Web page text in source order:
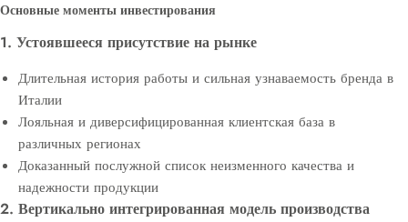
Основные моменты инвестирования
1. Устоявшееся присутствие на рынке
Длительная история работы и сильная узнаваемость бренда в
Италии
Лояльная и диверсифицированная клиентская база в
различных регионах
Доказанный послужной список неизменного качества и
надежности продукции
2. Вертикально интегрированная модель производства